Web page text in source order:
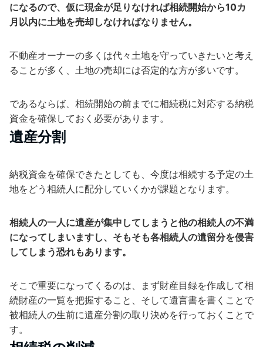
になるので、仮に現金が足りなければ相続開始から10カ
月以内に土地を売却しなければなりません。
不動産オーナーの多くは代々土地を守っていきたいと考え
ることが多く、土地の売却には否定的な方が多いです。
であるならば、相続開始の前までに相続税に対応する納税
資金を確保しておく必要があります。
遺産分割
納税資金を確保できたとしても、今度は相続する予定の土
地をどう相続人に配分していくかが課題となります。
相続人の一人に遺産が集中してしまうと他の相続人の不満
になってしまいますし、そもそも各相続人の遺留分を侵害
してしまう恐れもあります。
そこで重要になってくるのは、まず財産目録を作成して相
続財産の一覧を把握すること、そして遺言書を書くことで
被相続人の生前に遺産分割の取り決めを行っておくことで
す。